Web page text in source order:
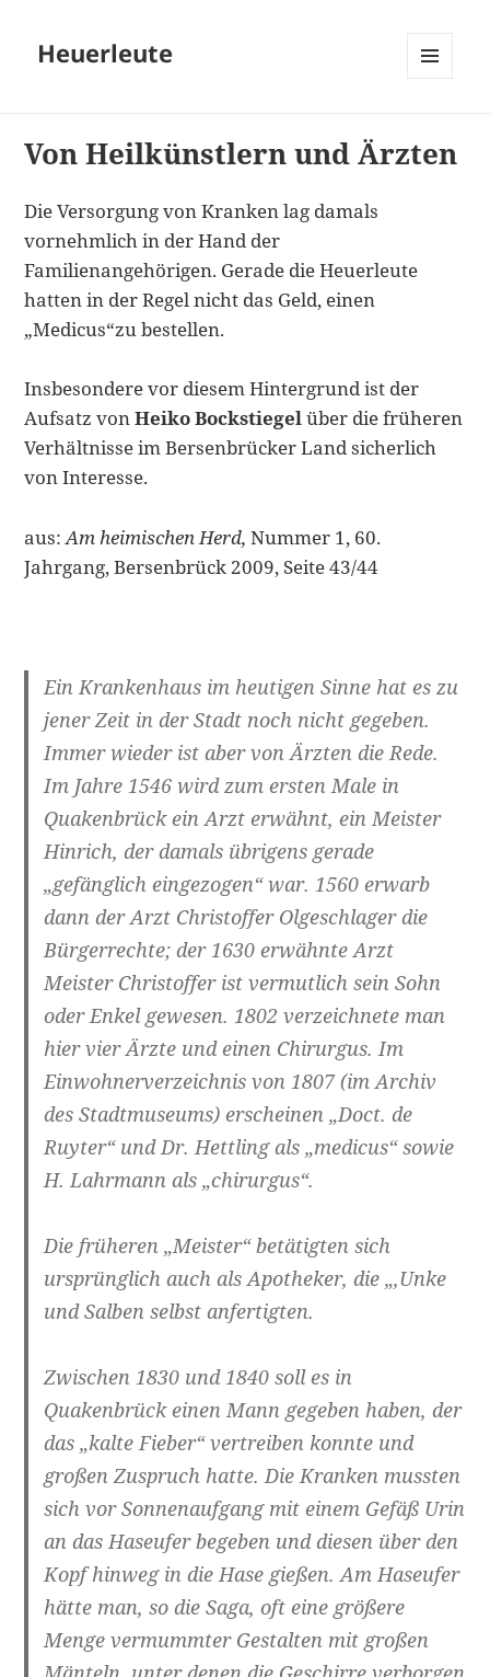
Heuerleute
Von Heilkünstlern und Ärzten
Die Versorgung von Kranken lag damals
vornehmlich in der Hand der
Familienangehörigen. Gerade die Heuerleute
hatten in der Regel nicht das Geld, einen
„Medicus“zu bestellen.
Insbesondere vor diesem Hintergrund ist der
Aufsatz vonHeiko Bockstiegelüber die früheren
Verhältnisse im Bersenbrücker Land sicherlich
von Interesse.
aus:Am heimischen Herd,Nummer 1, 60.
Jahrgang, Bersenbrück 2009, Seite 43/44
Ein Krankenhaus im heutigen Sinne hat es zu
jener Zeit in der Stadt noch nicht gegeben.
Immer wieder ist aber von Ärzten die Rede.
Im Jahre 1546 wird zum ersten Male in
Quakenbrück ein Arzt erwähnt, ein Meister
Hinrich, der damals übrigens gerade
„gefänglich eingezogen“ war. 1560 erwarb
dann der Arzt Christoffer Olgeschlager die
Bürgerrechte; der 1630 erwähnte Arzt
Meister Christoffer ist vermutlich sein Sohn
oder Enkel gewesen. 1802 verzeichnete man
hier vier Ärzte und einen Chirurgus. Im
Einwohnerverzeichnis von 1807 (im Archiv
des Stadtmuseums) erscheinen „Doct. de
Ruyter“ und Dr. Hettling als „medicus“ sowie
H. Lahrmann als „chirurgus“.
Die früheren „Meister“ betätigten sich
ursprünglich auch als Apotheker, die „‚Unke
und Salben selbst anfertigten.
Zwischen 1830 und 1840 soll es in
Quakenbrück einen Mann gegeben haben, der
das „kalte Fieber“ vertreiben konnte und
großen Zuspruch hatte. Die Kranken mussten
sich vor Sonnenaufgang mit einem Gefäß Urin
an das Haseufer begeben und diesen über den
Kopf hinweg in die Hase gießen. Am Haseufer
hätte man, so die Saga, oft eine größere
Menge vermummter Gestalten mit großen